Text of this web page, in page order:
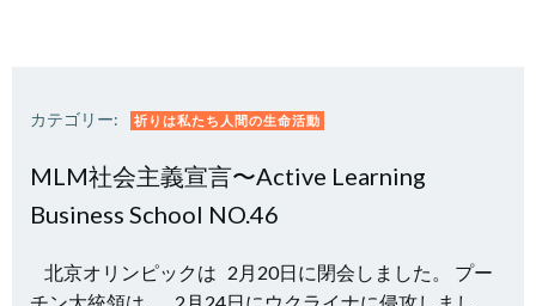
カテゴリー: 祈りは私たち人間の生命活動
MLM社会主義宣言〜Active Learning
Business School NO.46
北京オリンピックは 2月20日に閉会しました。 プー